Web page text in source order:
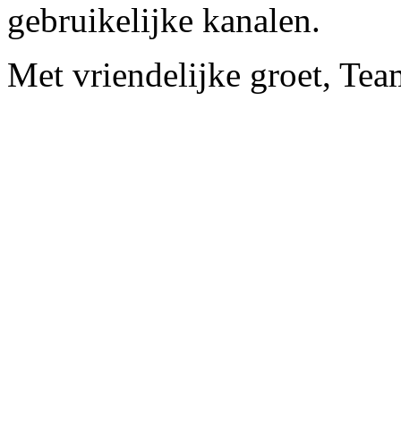
gebruikelijke kanalen.
Met vriendelijke groet,